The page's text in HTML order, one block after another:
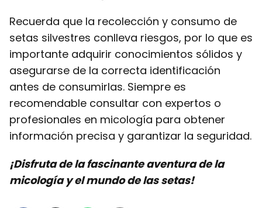
Recuerda que la recolección y consumo de
setas silvestres conlleva riesgos, por lo que es
importante adquirir conocimientos sólidos y
asegurarse de la correcta identificación
antes de consumirlas. Siempre es
recomendable consultar con expertos o
profesionales en micología para obtener
información precisa y garantizar la seguridad.
¡Disfruta de la fascinante aventura de la
micología y el mundo de las setas!